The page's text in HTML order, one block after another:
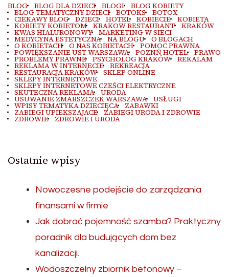
BLOG BLOG DLA DZIECI BLOGI BLOG KOBIETY
BLOG TEMATYCZNY DZIECI BOTOKS BOTOX
CIEKAWY BLOG DZIECI HOTEL KOBIECIE KOBIETA
KOBIETY KOBIETOM KRAKOW RESTAURANT KRAKÓW
KWAS HIALURONOWY MARKETING W SIECI
MEDYCYNA ESTETYCZNA NA BLOGU O BLOGACH
O KOBIETACH O NAS KOBIETACH POMOC PRAWNA
POWIĘKSZANIE UST WARSZAWA POZNŃ HOTEL PRAWO
PROBLEMY PRAWNE PSYCHOLOG KRAKÓW REKALAM
REKLAMA W INTERNECIE REKREACJA
RESTAURACJA KRAKÓW SKLEP ONLINE
SKLEPY INTERNETOWE
SKLEPY INTERNETOWE CZEŚCI ELEKTRYCZNE
SKUTECZNA REKLAMA URODA
USUWANIE ZMARSZCZEK WARSZAWA USŁUGI
WPISY TEMATYKA DZIECIĘCA ZABAWKI
ZABIEGI UPIEKSZAJACE ZABIEGI URODA I ZDROWIE
ZDROWIE ZDROWIE I URODA
Ostatnie wpisy
Nowoczesne podejście do zarządzania
finansami w firmie
Jak dobrać pojemność szamba? Praktyczny
poradnik dla budujących dom bez
kanalizacji.
Wodoszczelny zbiornik betonowy –